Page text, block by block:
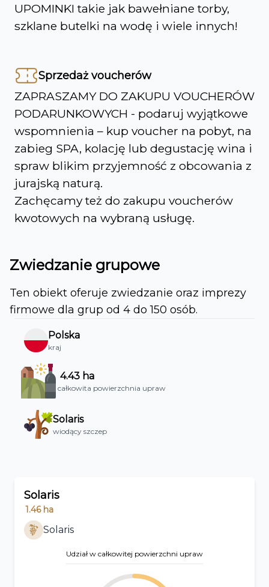
UPOMINKI takie jak bawełniane torby,
szklane butelki na wodę i wiele innych!
Sprzedaż voucherów
ZAPRASZAMY DO ZAKUPU VOUCHERÓW
PODARUNKOWYCH - podaruj wyjątkowe
wspomnienia – kup voucher na pobyt, na
zabieg SPA, kolację lub degustację wina i
spraw blikim przyjemność z obcowania z
jurajską naturą.
Zachęcamy też do zakupu voucherów
kwotowych na wybraną usługę.
Zwiedzanie grupowe
Ten obiekt oferuje zwiedzanie oraz imprezy
firmowe dla grup od 4 do 150 osób.
Polska
kraj
4.43 ha
całkowita powierzchnia upraw
Solaris
wiodący szczep
Solaris
1.46ha
Solaris
Udział w całkowitej powierzchni upraw